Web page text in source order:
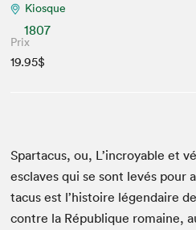
Kiosque
1807
Prix
19.95$
Spar­ta­cus, ou, L’in­croy­able et
esclaves qui se sont lev­és
ta­cus est l’histoire légendaire
con­tre la République romaine,